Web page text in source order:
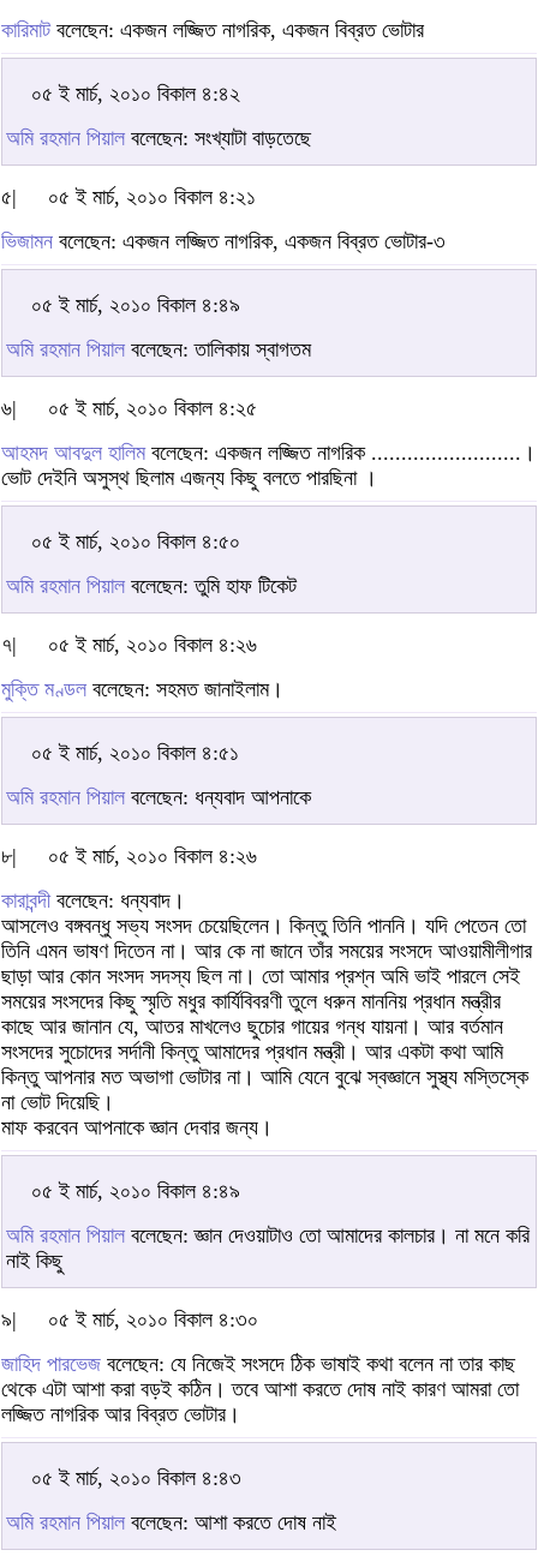
কারিমাটবলেছেন: একজন লজ্জিত নাগরিক, একজন বিব্রত ভোটার
০৫ ই মার্চ, ২০১০ বিকাল ৪:৪২
অমি রহমান পিয়াল বলেছেন: সংখ্যাটা বাড়তেছে
৫|
০৫ ই মার্চ, ২০১০ বিকাল ৪:২১
ভিজামন বলেছেন: একজন লজ্জিত নাগরিক, একজন বিব্রত ভোটার-৩
০৫ ই মার্চ, ২০১০ বিকাল ৪:৪৯
অমি রহমান পিয়াল বলেছেন: তালিকায় স্বাগতম
৬|
০৫ ই মার্চ, ২০১০ বিকাল ৪:২৫
আহমদ আবদুল হালিমবলেছেন: একজন লজ্জিত নাগরিক .........................।
ভোট দেইনি অসুস্থ ছিলাম এজন্য কিছু বলতে পারছিনা ।
০৫ ই মার্চ, ২০১০ বিকাল ৪:৫০
অমি রহমান পিয়াল বলেছেন: তুমি হাফ টিকেট
৭|
০৫ ই মার্চ, ২০১০ বিকাল ৪:২৬
মুক্তি মণ্ডল বলেছেন: সহমত জানাইলাম।
০৫ ই মার্চ, ২০১০ বিকাল ৪:৫১
অমি রহমান পিয়াল বলেছেন: ধন্যবাদ আপনাকে
৮|
০৫ ই মার্চ, ২০১০ বিকাল ৪:২৬
কারাবন্দীবলেছেন: ধন্যবাদ।
আসলেও বঙ্গবন্ধু সভ্য সংসদ চেয়েছিলেন। কিন্তু তিনি পাননি। যদি পেতেন তো
তিনি এমন ভাষণ দিতেন না। আর কে না জানে তাঁর সময়ের সংসদে আওয়ামীলীগার
ছাড়া আর কোন সংসদ সদস্য ছিল না। তো আমার প্রশ্ন অমি ভাই পারলে সেই
সময়ের সংসদের কিছু স্মৃতি মধুর কার্যিবিবরণী তুলে ধরুন মাননিয় প্রধান মন্ত্রীর
কাছে আর জানান যে, আতর মাখলেও ছুচোর গায়ের গন্ধ যায়না। আর বর্তমান
সংসদের সুচোদের সর্দানী কিন্তু আমাদের প্রধান মন্ত্রী। আর একটা কথা আমি
কিন্তু আপনার মত অভাগা ভোটার না। আমি যেনে বুঝে স্বজ্ঞানে সুস্থ্য মস্তিস্কে
না ভোট দিয়েছি।
মাফ করবেন আপনাকে জ্ঞান দেবার জন্য।
০৫ ই মার্চ, ২০১০ বিকাল ৪:৪৯
অমি রহমান পিয়াল বলেছেন: জ্ঞান দেওয়াটাও তো আমাদের কালচার। না মনে করি
নাই কিছু
৯|
০৫ ই মার্চ, ২০১০ বিকাল ৪:৩০
জাহিদ পারভেজ বলেছেন: যে নিজেই সংসদে ঠিক ভাষাই কথা বলেন না তার কাছ
থেকে এটা আশা করা বড়ই কঠিন। তবে আশা করতে দোষ নাই কারণ আমরা তো
লজ্জিত নাগরিক আর বিব্রত ভোটার।
০৫ ই মার্চ, ২০১০ বিকাল ৪:৪৩
অমি রহমান পিয়াল বলেছেন: আশা করতে দোষ নাই